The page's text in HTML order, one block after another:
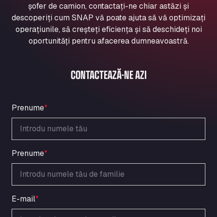
Aqua Ariva GmbH
Marie-Curie-Straße 24, 68219
Aral Autohof Bockel
An der Autobahn 1, 27404
Oppelner Str. 1, 31167
ARAL Autohof Merklingen
ARAL Autohof Preis
ARAL Tankstelle - XXL Truckwash.de
Obernburger Str. 127, 63811
Ardleigh South Services
a120 westbound, CO77SL
Area 47 Hermanos Rico
Autovia A4 km 47, 28300
șofer de camion, contactați-ne chiar astăzi și
descoperiți cum SNAP vă poate ajuta să vă optimizați
operațiunile, să creșteți eficiența și să deschideți noi
oportunități pentru afacerea dumneavoastră.
CONTACTEAZĂ-NE AZI
Prenume*
Prenume*
E-mail*